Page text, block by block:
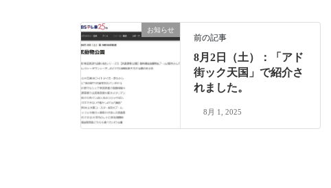
お知らせ
前の記事
8月2日（土）：「アド
街ック天国」で紹介さ
れました。
8月 1, 2025